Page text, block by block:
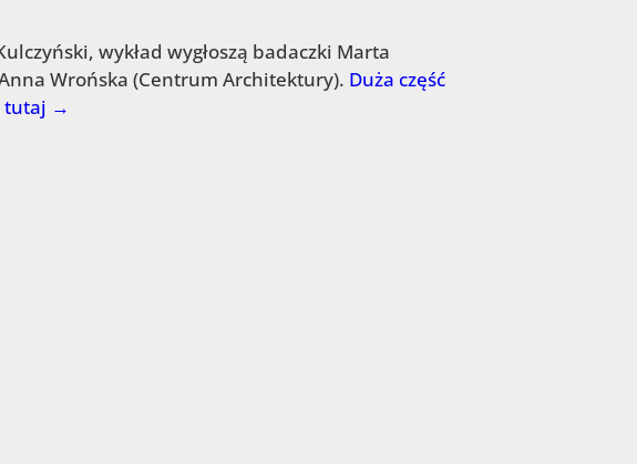
wykład wygłoszą badaczki Marta
Wrońska (Centrum Architektury). Duża część
tutaj →